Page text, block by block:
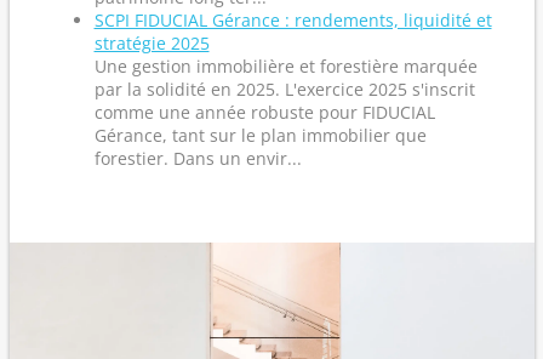
SCPI FIDUCIAL Gérance : rendements, liquidité et
stratégie 2025
Une gestion immobilière et forestière marquée
par la solidité en 2025. L'exercice 2025 s'inscrit
comme une année robuste pour FIDUCIAL
Gérance, tant sur le plan immobilier que
forestier. Dans un envir...